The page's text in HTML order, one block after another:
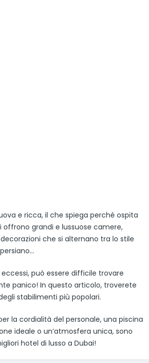
e ricca, il che spiega perché ospita
offrono grandi e lussuose camere,
che si alternano tra lo stile
può essere difficile trovare
panico! In questo articolo, troverete
stabilimenti più popolari.
la cordialità del personale, una piscina
ideale o un’atmosfera unica, sono
hotel di lusso a Dubai!